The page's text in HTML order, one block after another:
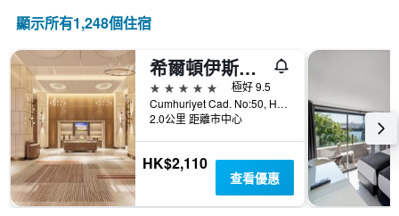
顯示所有1,248​個住宿
希爾頓伊斯坦布爾博斯普魯斯酒店
5星級
極好 9.5
Cumhuriyet Cad. No:50, Harbiye, 伊斯坦堡, 土耳其
2.0公里 距離市中心
HK$2,110
查看優惠